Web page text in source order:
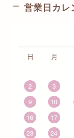
営業日カレ
日 月
2 3
9 10
16
17
23 24